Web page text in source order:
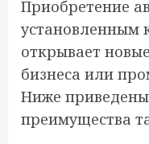
Приобретение
установленным
открывает
бизнеса или
Ниже
преимущества